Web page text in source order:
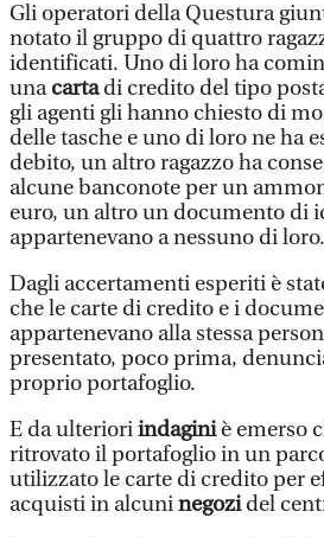
Gli operatori della Questura
notato il gruppo di quattro
identificati. Uno di loro ha
unacartadi credito del tipo
gli agenti gli hanno chiesto di
delle tasche e uno di loro ne ha
debito, un altro ragazzo ha
alcune banconote per un
euro, un altro un documento di
appartenevano a nessuno di loro.
Dagli accertamenti esperiti è
che le carte di credito e i
appartenevano alla stessa
presentato, poco prima,
proprio portafoglio.
E da ulterioriindaginiè emerso
ritrovato il portafoglio in un
utilizzato le carte di credito per
acquisti in alcuninegozidel